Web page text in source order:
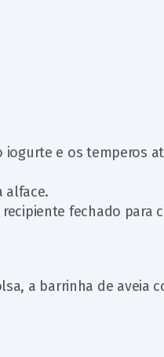
e os temperos
alface.
fechado para
a barrinha de aveia